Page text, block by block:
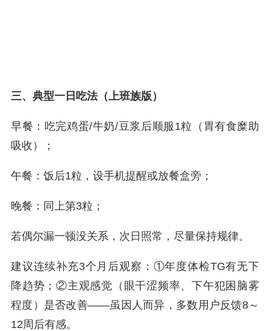
三、典型一日吃法（上班族版）
早餐：吃完鸡蛋/牛奶/豆浆后顺服1粒（胃有食糜助
吸收）；
午餐：饭后1粒，设手机提醒或放餐盒旁；
晚餐：同上第3粒；
若偶尔漏一顿没关系，次日照常，尽量保持规律。
建议连续补充3个月后观察：①年度体检TG有无下
降趋势；②主观感觉（眼干涩频率、下午犯困脑雾
程度）是否改善——虽因人而异，多数用户反馈8～
12周后有感。